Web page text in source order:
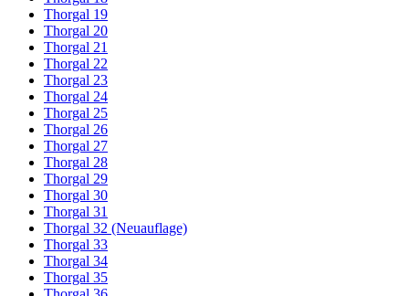
Thorgal 19
Thorgal 20
Thorgal 21
Thorgal 22
Thorgal 23
Thorgal 24
Thorgal 25
Thorgal 26
Thorgal 27
Thorgal 28
Thorgal 29
Thorgal 30
Thorgal 31
Thorgal 32 (Neuauflage)
Thorgal 33
Thorgal 34
Thorgal 35